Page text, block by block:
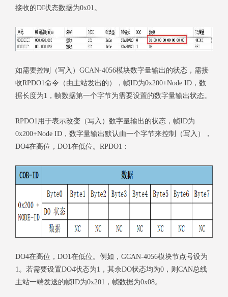
接收的DI状态数据为0x01。
如需要控制（写入）GCAN-4056模块数字量输出的状态，需接
收RPDO1命令（由主站发出的），帧ID为0x200+Node ID，数
据长度为1，帧数据第一个字节为需要设置的数字量输出状态。
RPDO1用于表示改变（写入）数字量输出的状态，帧ID为
0x200+Node ID，数字量输出默认由一个字节来控制（写入），
DO4在高位，DO1在低位。RPDO1：
DO4在高位，DO1在低位。例如，GCAN-4056模块节点号设为
1。若需要设置DO4状态为1，其余DO状态均为0，则CAN总线
主站一端发送的帧ID为0x201，帧数据为0x08。